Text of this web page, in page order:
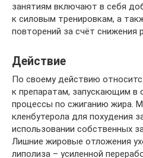
занятиям включают в себя
к силовым тренировкам, а
повторений за счёт снижения
Действие
По своему действию
к препаратам, запускающим в
процессы по сжиганию жира.
кленбутерола для похудения
использовании собственных
Лишние жировые отложения
липолиза – усиленной